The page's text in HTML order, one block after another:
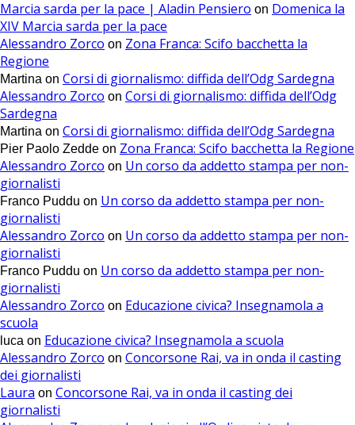
Marcia sarda per la pace | Aladin Pensiero on Domenica la
XIV Marcia sarda per la pace
Alessandro Zorco on Zona Franca: Scifo bacchetta la
Regione
Martina on Corsi di giornalismo: diffida dell’Odg Sardegna
Alessandro Zorco on Corsi di giornalismo: diffida dell’Odg
Sardegna
Martina on Corsi di giornalismo: diffida dell’Odg Sardegna
Pier Paolo Zedde on Zona Franca: Scifo bacchetta la Regione
Alessandro Zorco on Un corso da addetto stampa per non-
giornalisti
Franco Puddu on Un corso da addetto stampa per non-
giornalisti
Alessandro Zorco on Un corso da addetto stampa per non-
giornalisti
Franco Puddu on Un corso da addetto stampa per non-
giornalisti
Alessandro Zorco on Educazione civica? Insegnamola a
scuola
luca on Educazione civica? Insegnamola a scuola
Alessandro Zorco on Concorsone Rai, va in onda il casting
dei giornalisti
Laura on Concorsone Rai, va in onda il casting dei
giornalisti